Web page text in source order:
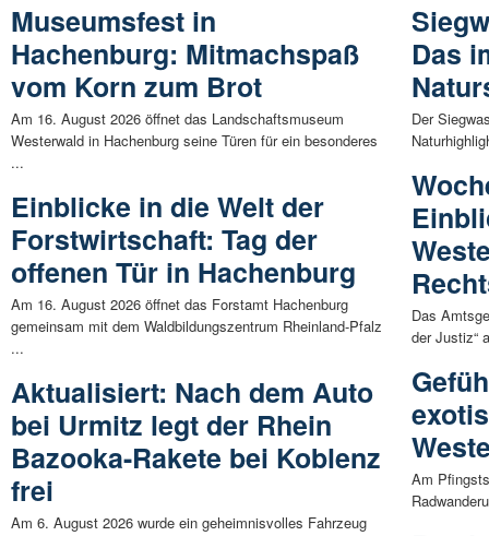
Museumsfest in
Hachenburg: Mitmachspaß
vom Korn zum Brot
Am 16. August 2026 öffnet das Landschaftsmuseum
Westerwald in Hachenburg seine Türen für ein besonderes
...
Einblicke in die Welt der
Forstwirtschaft: Tag der
offenen Tür in Hachenburg
Am 16. August 2026 öffnet das Forstamt Hachenburg
gemeinsam mit dem Waldbildungszentrum Rheinland-Pfalz
...
Aktualisiert: Nach dem Auto
bei Urmitz legt der Rhein
Bazooka-Rakete bei Koblenz
frei
Am 6. August 2026 wurde ein geheimnisvolles Fahrzeug
Das
Der
Das
der Justiz“
Am